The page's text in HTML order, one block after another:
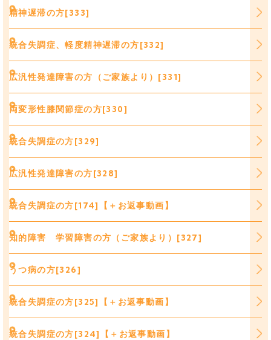
精神遅滞の方[333]
統合失調症、軽度精神遅滞の方[332]
広汎性発達障害の方（ご家族より）[331]
両変形性膝関節症の方[330]
統合失調症の方[329]
広汎性発達障害の方[328]
統合失調症の方[174]【＋お返事動画】
知的障害 学習障害の方（ご家族より）[327]
うつ病の方[326]
統合失調症の方[325]【＋お返事動画】
統合失調症の方[324]【＋お返事動画】